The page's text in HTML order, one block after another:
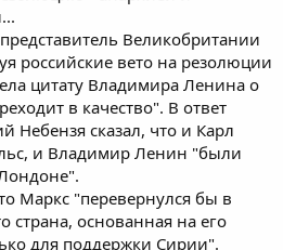
Великобритании
российские вето на резолюции
цитату Владимира Ленина о
в качество". В ответ
Небензя сказал, что и Карл
и Владимир Ленин "были
Маркс "перевернулся бы в
страна, основанная на его
для поддержки Сирии".